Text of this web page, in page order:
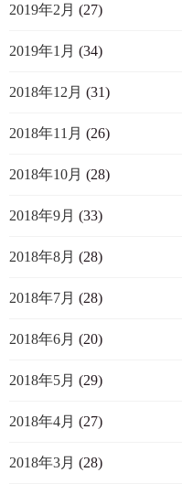
2019年2月 (27)
2019年1月 (34)
2018年12月 (31)
2018年11月 (26)
2018年10月 (28)
2018年9月 (33)
2018年8月 (28)
2018年7月 (28)
2018年6月 (20)
2018年5月 (29)
2018年4月 (27)
2018年3月 (28)